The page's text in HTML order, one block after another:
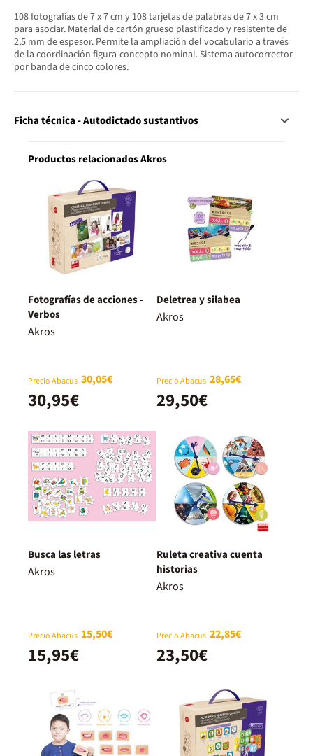
108 fotografías de 7 x 7 cm y 108 tarjetas de palabras de 7 x 3 cm
para asociar. Material de cartón grueso plastificado y resistente de
2,5 mm de espesor. Permite la ampliación del vocabulario a través
de la coordinación figura-concepto nominal. Sistema autocorrector
por banda de cinco colores.
Ficha técnica - Autodictado sustantivos
Productos relacionados Akros
Fotografías de acciones -
Verbos
Akros
Precio Abacus 30,05€
30,95€
Deletrea y silabea
Akros
Precio Abacus 28,65€
29,50€
Busca las letras
Akros
Precio Abacus 15,50€
15,95€
Ruleta creativa cuenta
historias
Akros
Precio Abacus 22,85€
23,50€